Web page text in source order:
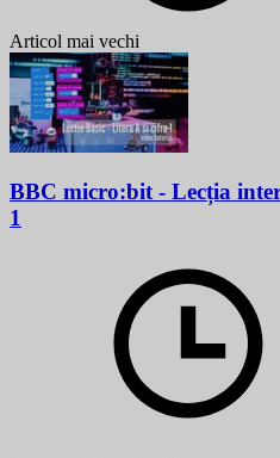
Articol mai vechi
BBC micro:bit - Lecția
1